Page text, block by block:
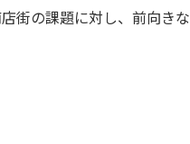
街の課題に対し、前向き